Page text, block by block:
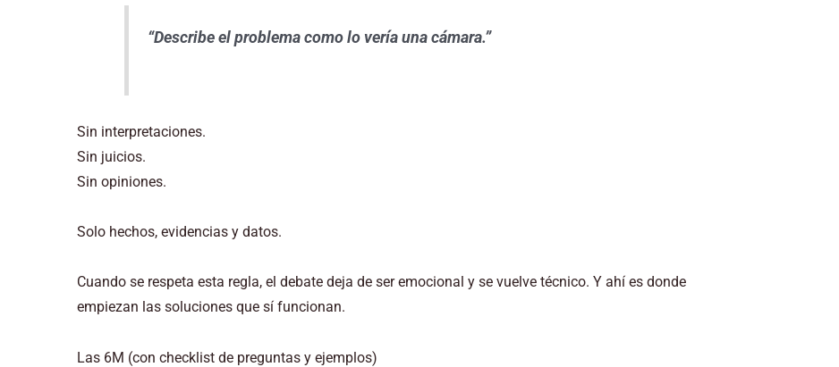
“Describe el problema como lo vería una cámara.”
Sin interpretaciones.
Sin juicios.
Sin opiniones.
Solo hechos, evidencias y datos.
Cuando se respeta esta regla, el debate deja de ser emocional y se vuelve técnico. Y ahí es donde
empiezan las soluciones que sí funcionan.
Las 6M (con checklist de preguntas y ejemplos)